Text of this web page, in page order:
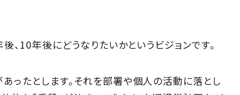
、10年後にどうなりたいかというビジョンです。
ったとします。それを部署や個人の活動に落とし